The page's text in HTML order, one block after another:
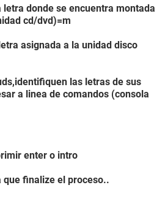
letra donde se encuentra montada
cd/dvd)=m
asignada a la unidad disco
las letras de sus
a linea de comandos (consola
enter o intro
finalize el proceso..